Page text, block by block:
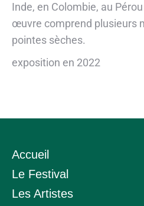
Inde, en Colombie, au
œuvre comprend plusieurs
pointes sèches.
exposition en 2022
Accueil
Le Festival
Les Artistes